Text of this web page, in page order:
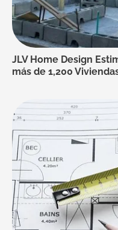
JLV Home Design
más de 1,200